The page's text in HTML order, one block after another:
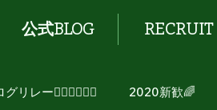
公式BLOG RECRUIT
グリレー🏃🏻‍♂️🏃🏻‍♀️ 2020新歓🌈